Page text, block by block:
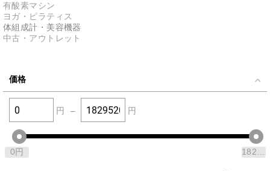
有酸素マシン
ヨガ・ピラティス
体組成計・美容機器
中古・アウトレット
価格
円 – 円
0円 1829520